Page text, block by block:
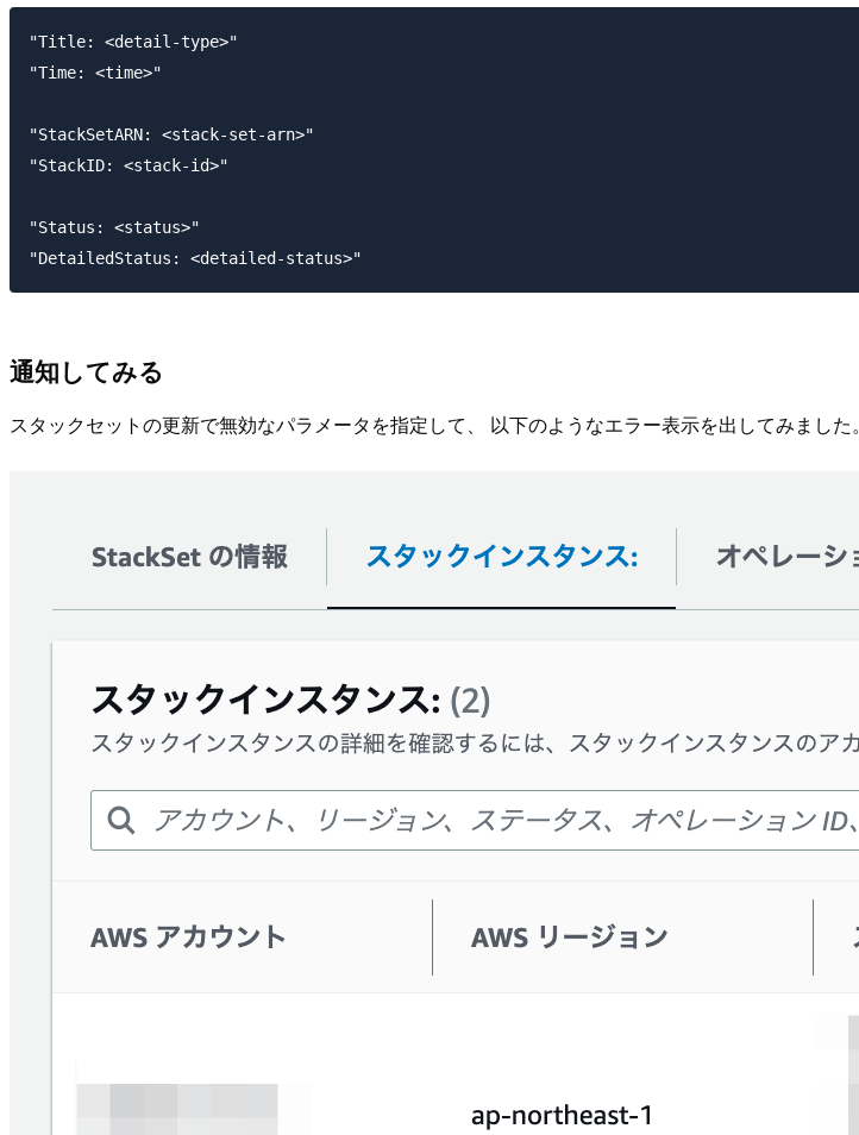
"Title: <detail-type>"
"Time: <time>"
"StackSetARN: <stack-set-arn>"
"StackID: <stack-id>"
"Status: <status>"
通知してみる
スタックセットの更新で無効なパラメータを指定して、 以下のようなエラー表示を出してみました。